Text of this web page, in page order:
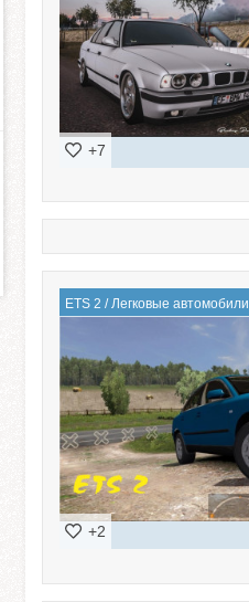
+7
ETS 2 /Легковые автомобили
+2